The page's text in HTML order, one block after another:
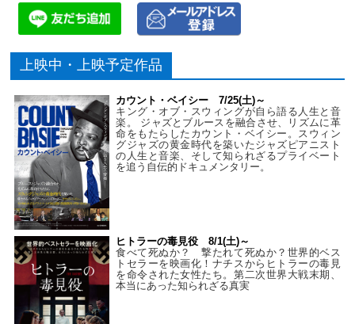
上映中・上映予定作品
カウント・ベイシー 7/25(土)～
キング・オブ・スウィングが自ら語る人生と音
楽。 ジャズとブルースを融合させ、リズムに革
命をもたらしたカウント・ベイシー。スウィン
グジャズの黄金時代を築いたジャズピアニスト
の人生と音楽、そして知られざるプライベート
を追う自伝的ドキュメンタリー。
ヒトラーの毒見役 8/1(土)～
食べて死ぬか？ 撃たれて死ぬか？世界的ベス
トセラーを映画化！ナチスからヒトラーの毒見
を命令された女性たち。第二次世界大戦末期、
本当にあった知られざる真実